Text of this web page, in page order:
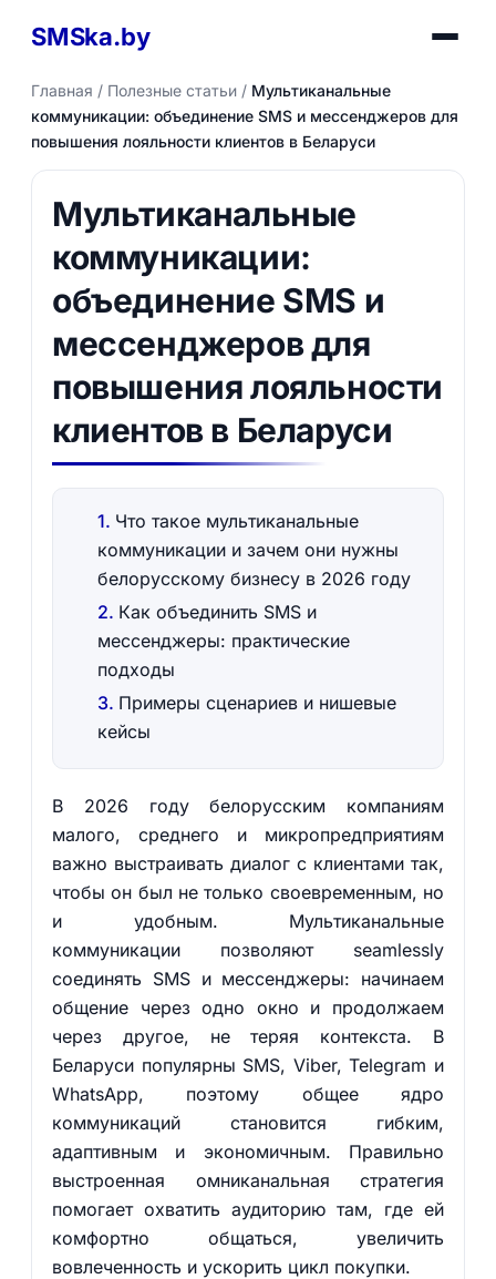
SMSka.by
Главная / Полезные статьи/ Мультиканальные
коммуникации: объединение SMS и мессенджеров для
повышения лояльности клиентов в Беларуси
Мультиканальные
коммуникации:
объединение SMS и
мессенджеров для
повышения лояльности
клиентов в Беларуси
Что такое мультиканальные
коммуникации и зачем они нужны
белорусскому бизнесу в 2026 году
Как объединить SMS и
мессенджеры: практические
подходы
Примеры сценариев и нишевые
кейсы
В 2026 году белорусским компаниям
малого, среднего и микропредприятиям
важно выстраивать диалог с клиентами так,
чтобы он был не только своевременным, но
и удобным. Мультиканальные
коммуникации позволяют seamlessly
соединять SMS и мессенджеры: начинаем
общение через одно окно и продолжаем
через другое, не теряя контекста. В
Беларуси популярны SMS, Viber, Telegram и
WhatsApp, поэтому общее ядро
коммуникаций становится гибким,
адаптивным и экономичным. Правильно
выстроенная омниканальная стратегия
помогает охватить аудиторию там, где ей
комфортно общаться, увеличить
вовлеченность и ускорить цикл покупки.